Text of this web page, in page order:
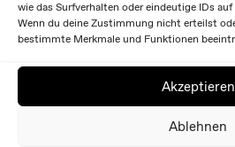
wie das Surfverhalten oder eindeutige IDs
Wenn du deine Zustimmung nicht erteilst
bestimmte Merkmale und Funktionen
Akzeptieren
Ablehnen